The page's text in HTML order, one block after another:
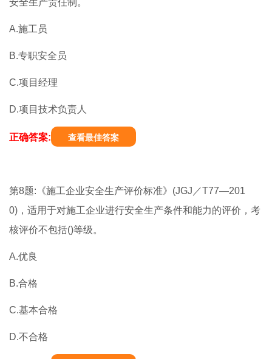
安全生产责任制。
A.施工员
B.专职安全员
C.项目经理
D.项目技术负责人
正确答案: 查看最佳答案
第8题:《施工企业安全生产评价标准》(JGJ／T77—201
0)，适用于对施工企业进行安全生产条件和能力的评价，考
核评价不包括()等级。
A.优良
B.合格
C.基本合格
D.不合格